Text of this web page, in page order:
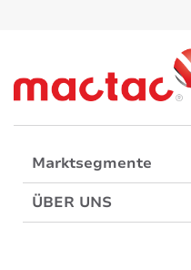
Marktsegmente
ÜBER UNS